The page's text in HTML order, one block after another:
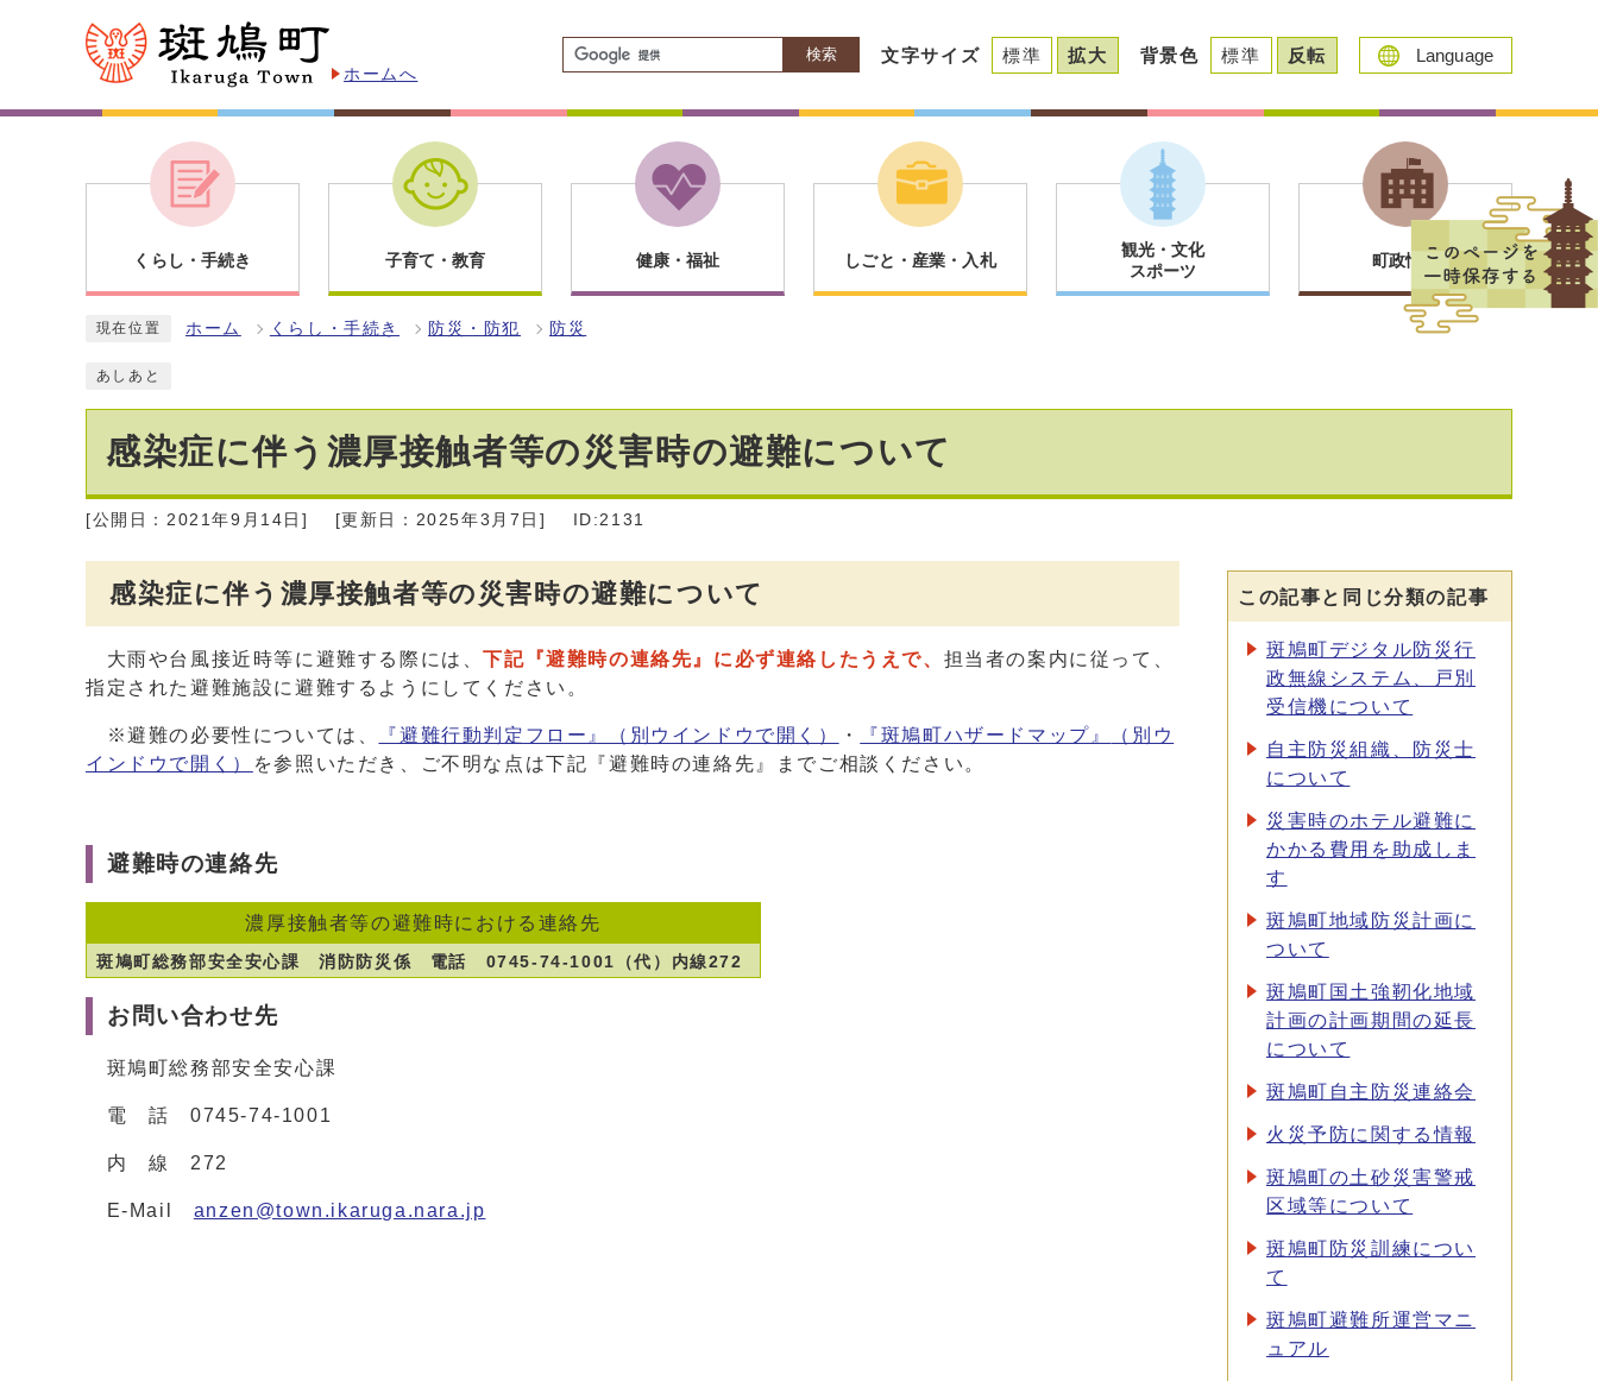
ホームへ
検索 文字サイズ 標準 拡大 背景色 標準 反転 Language
くらし・手続き 子育て・教育 健康・福祉 しごと・産業・入札
観光・文化
スポーツ
町政情報
現在位置 ホーム くらし・手続き 防災・防犯 防災
あしあと
感染症に伴う濃厚接触者等の災害時の避難について
[公開日：2021年9月14日] [更新日：2025年3月7日] ID:2131
感染症に伴う濃厚接触者等の災害時の避難について
大雨や台風接近時等に避難する際には、下記『避難時の連絡先』に必ず連絡したうえで、 担当者の案内に従って、
指定された避難施設に避難するようにしてください。
※避難の必要性については、 『避難行動判定フロー』 （別ウインドウで開く） ・ 『斑鳩町ハザードマップ』
（別ウ
インドウで開く）
を参照いただき、ご不明な点は下記『避難時の連絡先』までご相談ください。
避難時の連絡先
濃厚接触者等の避難時における連絡先
斑鳩町総務部安全安心課 消防防災係 電話 0745-74-1001（代）内線272
お問い合わせ先
斑鳩町総務部安全安心課
電 話 0745-74-1001
内 線 272
E-Mail anzen@town.ikaruga.nara.jp
この記事と同じ分類の記事
斑鳩町デジタル防災行
政無線システム、戸別
受信機について
自主防災組織、防災士
について
災害時のホテル避難に
かかる費用を助成しま
す
斑鳩町地域防災計画に
ついて
斑鳩町国土強靭化地域
計画の計画期間の延長
について
斑鳩町自主防災連絡会
火災予防に関する情報
斑鳩町の土砂災害警戒
区域等について
斑鳩町防災訓練につい
て
斑鳩町避難所運営マニ
ュアル